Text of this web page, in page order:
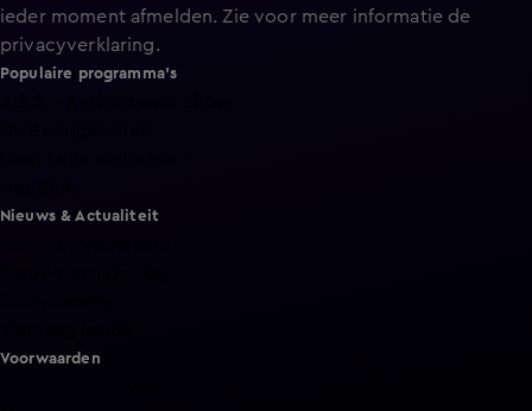
ieder moment afmelden. Zie voor meer informatie de
privacyverklaring.
Populaire programma's
Nieuws & Actualiteit
Voorwaarden